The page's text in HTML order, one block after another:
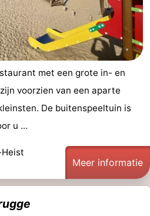
met een grote in- en
voorzien van een aparte
De buitenspeeltuin is
u ...
Meer informatie